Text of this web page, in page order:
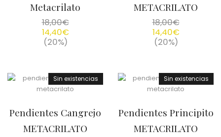
Metacrilato
18,00€
14,40€
(20%)
METACRILATO
18,00€
14,40€
(20%)
Sin existencias
Pendientes Cangrejo
METACRILATO
Sin existencias
Pendientes Principito
METACRILATO